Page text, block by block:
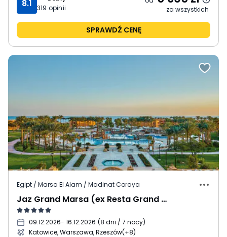
8.1
319 opinii za wszystkich
SPRAWDŹ CENĘ
Egipt / Marsa El Alam / Madinat Coraya
Jaz Grand Marsa (ex Resta Grand Resort)
09.12.2026- 16.12.2026 (8 dni / 7 nocy)
Katowice, Warszawa, Rzeszów(+8)